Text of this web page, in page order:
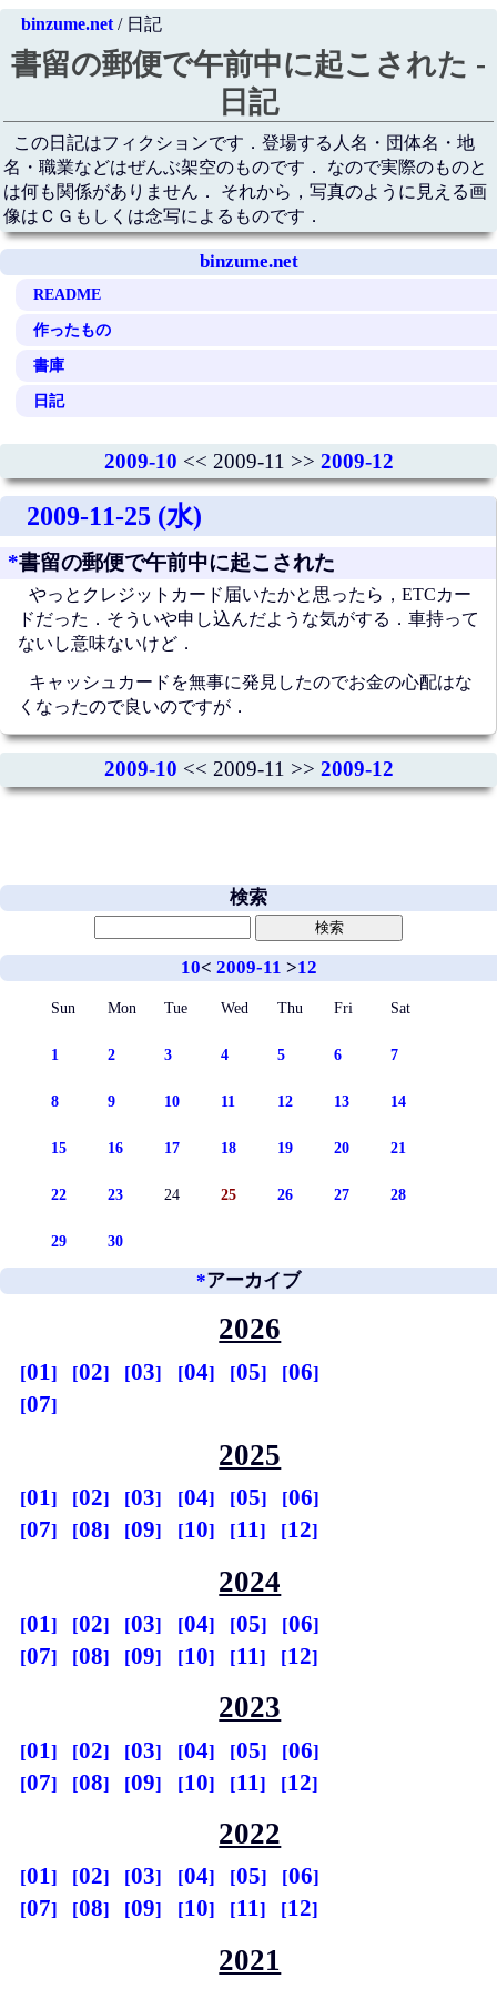
binzume.net/ 日記
書留の郵便で午前中に起こされた -
日記
この日記はフィクションです．登場する人名・団体名・地
名・職業などはぜんぶ架空のものです． なので実際のものと
は何も関係がありません． それから，写真のように見える画
像はＣＧもしくは念写によるものです．
binzume.net
README
作ったもの
書庫
日記
2009-10 << 2009-11 >> 2009-12
2009-11-25 (水)
*書留の郵便で午前中に起こされた
やっとクレジットカード届いたかと思ったら，ETCカー
ドだった．そういや申し込んだような気がする．車持って
ないし意味ないけど．
キャッシュカードを無事に発見したのでお金の心配はな
くなったので良いのですが．
2009-10 << 2009-11 >> 2009-12
検索
10< 2009-11 >12
Sun Mon Tue Wed Thu Fri Sat
1 2 3 4 5 6 7
8 9 10 11 12 13 14
15 16 17 18 19 20 21
22 23 24 25 26 27 28
29 30
*アーカイブ
2026
01 02 03 04 05
06
07
2025
01 02 03 04 05
06
07
08 09 10 11 12
2024
01 02 03 04 05
06
07
08 09 10 11 12
2023
01 02 03 04 05
06
07
08 09 10 11 12
2022
01 02 03 04 05
06
07
08 09 10 11 12
2021